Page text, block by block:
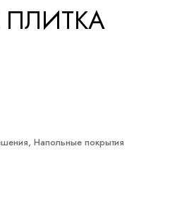
ПЛИТКА
,Напольные покрытия